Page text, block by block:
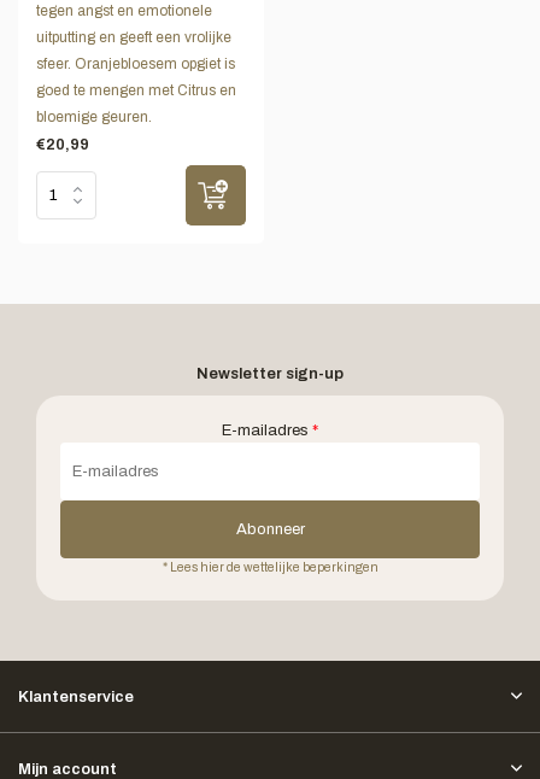
tegen angst en emotionele
uitputting en geeft een vrolijke
sfeer. Oranjebloesem opgiet is
goed te mengen met Citrus en
bloemige geuren.
€20,99
Newsletter sign-up
E-mailadres *
Abonneer
* Lees hier de wettelijke beperkingen
Klantenservice
Mijn account